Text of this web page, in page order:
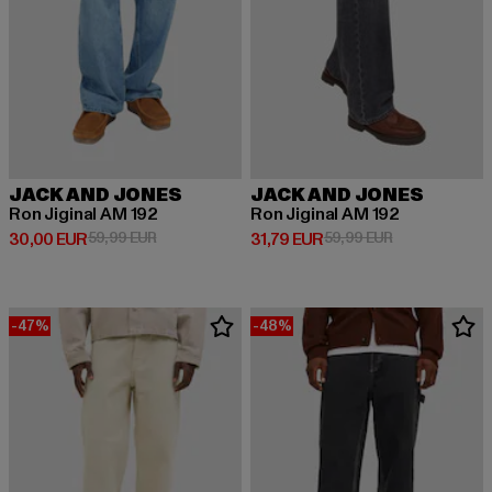
JACK AND JONES
Ron Jiginal AM 192
30,00 EUR
Derzeitiger Preis: 30,00 EUR
59,99 EURAktionspreis: 59,99 EUR
JACK AND JONES
Ron Jiginal AM 192
31,79 EUR
Derzeitiger Preis: 31,79 EUR
59,99 EURAktionspreis:
-47% -48%